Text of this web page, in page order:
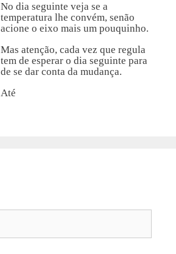
No dia seguinte veja se a
temperatura lhe convém, senão
acione o eixo mais um pouquinho.
Mas atenção, cada vez que regula
tem de esperar o dia seguinte para
de se dar conta da mudança.
Até